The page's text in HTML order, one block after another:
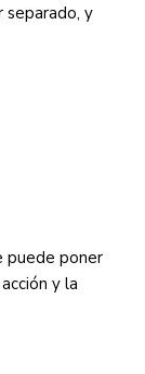
separado, y
puede poner
y la